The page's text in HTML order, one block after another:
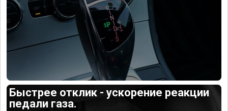
Быстрее отклик - ускорение реакции
педали газа.